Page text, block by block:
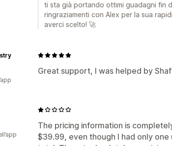
ti sta già portando ottimi guadagni fin
ringraziamenti con Alex per la sua
averci scelto! 🚀
Great support, I was helped by
The pricing information is
$39.99, even though I had only